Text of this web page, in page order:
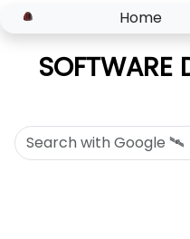
Home
SOFTWARE